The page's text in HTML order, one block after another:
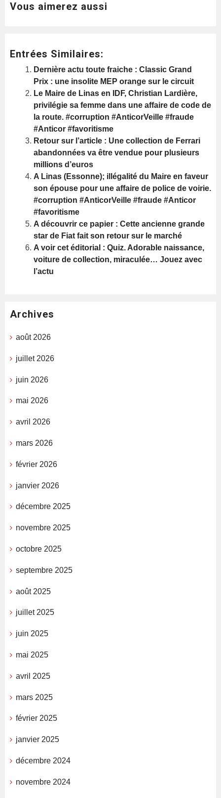
Vous aimerez aussi
Entrées Similaires:
Dernière actu toute fraiche : Classic Grand
Prix : une insolite MEP orange sur le circuit
Le Maire de Linas en IDF, Christian Lardière,
privilégie sa femme dans une affaire de code de
la route. #corruption #AnticorVeille #fraude
#Anticor #favoritisme
Retour sur l’article : Une collection de Ferrari
abandonnées va être vendue pour plusieurs
millions d’euros
A Linas (Essonne); illégalité du Maire en faveur
son épouse pour une affaire de police de voirie.
#corruption #AnticorVeille #fraude #Anticor
#favoritisme
A découvrir ce papier : Cette ancienne grande
star de Fiat fait son retour sur le marché
A voir cet éditorial : Quiz. Adorable naissance,
voiture de collection, miraculée… Jouez avec
l’actu
Archives
août 2026
juillet 2026
juin 2026
mai 2026
avril 2026
mars 2026
février 2026
janvier 2026
décembre 2025
novembre 2025
octobre 2025
septembre 2025
août 2025
juillet 2025
juin 2025
mai 2025
avril 2025
mars 2025
février 2025
janvier 2025
décembre 2024
novembre 2024